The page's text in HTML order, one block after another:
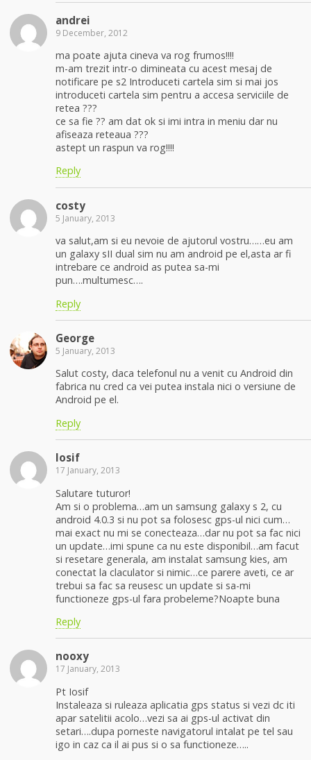
andrei
9 December, 2012
ma poate ajuta cineva va rog frumos!!!!
m-am trezit intr-o dimineata cu acest mesaj de
notificare pe s2 Introduceti cartela sim si mai jos
introduceti cartela sim pentru a accesa serviciile de
retea ???
ce sa fie ?? am dat ok si imi intra in meniu dar nu
afiseaza reteaua ???
astept un raspun va rog!!!!
Reply
costy
5 January, 2013
va salut,am si eu nevoie de ajutorul vostru……eu am
un galaxy sII dual sim nu am android pe el,asta ar fi
intrebare ce android as putea sa-mi
pun….multumesc….
Reply
George
5 January, 2013
Salut costy, daca telefonul nu a venit cu Android din
fabrica nu cred ca vei putea instala nici o versiune de
Android pe el.
Reply
Iosif
17 January, 2013
Salutare tuturor!
Am si o problema…am un samsung galaxy s 2, cu
android 4.0.3 si nu pot sa folosesc gps-ul nici cum…
mai exact nu mi se conecteaza…dar nu pot sa fac nici
un update…imi spune ca nu este disponibil…am facut
si resetare generala, am instalat samsung kies, am
conectat la claculator si nimic…ce parere aveti, ce ar
trebui sa fac sa reusesc un update si sa-mi
functioneze gps-ul fara probeleme?Noapte buna
Reply
nooxy
17 January, 2013
Pt Iosif
Instaleaza si ruleaza aplicatia gps status si vezi dc iti
apar satelitii acolo…vezi sa ai gps-ul activat din
setari….dupa porneste navigatorul intalat pe tel sau
igo in caz ca il ai pus si o sa functioneze…..